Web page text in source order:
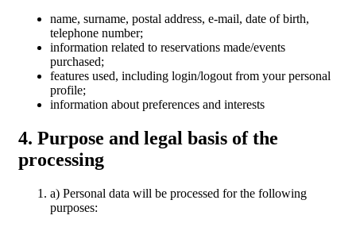
name, surname, postal address, e-mail, date of birth,
telephone number;
information related to reservations made/events
purchased;
features used, including login/logout from your personal
profile;
information about preferences and interests
4. Purpose and legal basis of the
processing
a) Personal data will be processed for the following
purposes: